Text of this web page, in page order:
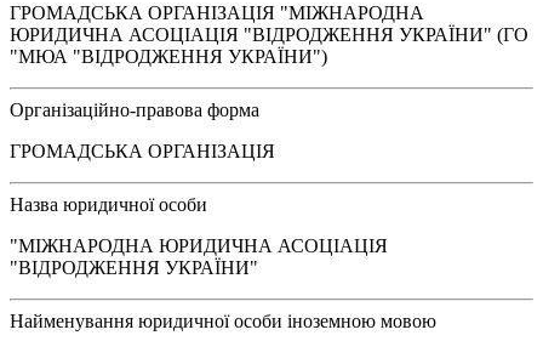
ГРОМАДСЬКА ОРГАНІЗАЦІЯ "МІЖНАРОДНА
ЮРИДИЧНА АСОЦІАЦІЯ "ВІДРОДЖЕННЯ УКРАЇНИ" (ГО
"МЮА "ВІДРОДЖЕННЯ УКРАЇНИ")
Організаційно-правова форма
ГРОМАДСЬКА ОРГАНІЗАЦІЯ
Назва юридичної особи
"МІЖНАРОДНА ЮРИДИЧНА АСОЦІАЦІЯ
"ВІДРОДЖЕННЯ УКРАЇНИ"
Найменування юридичної особи іноземною мовою